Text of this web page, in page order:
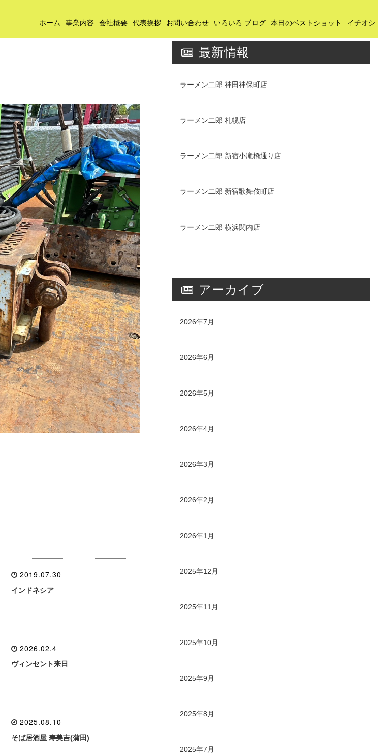
ホーム 事業内容 会社概要 代表挨拶 お問い合わせ いろいろ ブログ 本日のベストショット イチオシ
2019.07.30
インドネシア
2026.02.4
ヴィンセント来日
2025.08.10
そば居酒屋 寿美吉(蒲田)
最新情報
ラーメン二郎 神田神保町店
ラーメン二郎 札幌店
ラーメン二郎 新宿小滝橋通り店
ラーメン二郎 新宿歌舞伎町店
ラーメン二郎 横浜関内店
アーカイブ
2026年7月
2026年6月
2026年5月
2026年4月
2026年3月
2026年2月
2026年1月
2025年12月
2025年11月
2025年10月
2025年9月
2025年8月
2025年7月